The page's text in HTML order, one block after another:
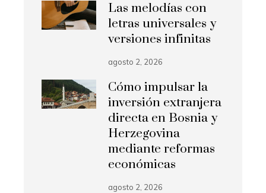
Las melodías con
letras universales y
versiones infinitas
agosto 2, 2026
Cómo impulsar la
inversión extranjera
directa en Bosnia y
Herzegovina
mediante reformas
económicas
agosto 2, 2026